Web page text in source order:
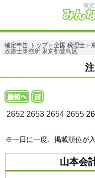
確
確定申告 トップ＞ 全国 税理士＞
政書士事務所 東京都豊島区
2652 2653 2654 2655
※一日に一度、掲載順位が
山本会